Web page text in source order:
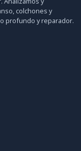
colchones y
profundo y reparador.